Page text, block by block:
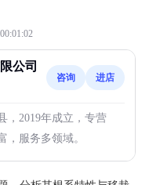
公司
咨询 进店
，2019年成立，专营
，服务多领域。